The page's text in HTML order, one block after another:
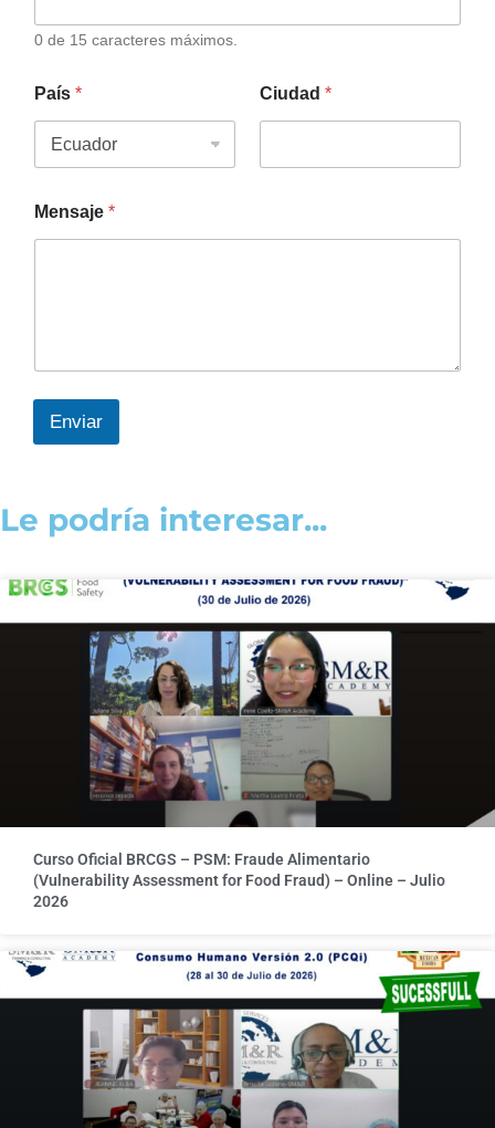
0 de 15 caracteres máximos.
País * Ciudad *
Mensaje *
Enviar
Le podría interesar...
Curso Oficial BRCGS – PSM: Fraude Alimentario
(Vulnerability Assessment for Food Fraud) – Online – Julio
2026